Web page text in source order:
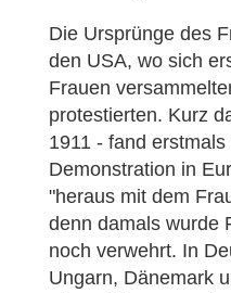
Die Ursprünge des
den USA, wo sich
Frauen
protestierten. Kurz
1911 - fand
Demonstration in
"heraus mit dem
denn damals wurde
noch verwehrt. In
Ungarn, Dänemark